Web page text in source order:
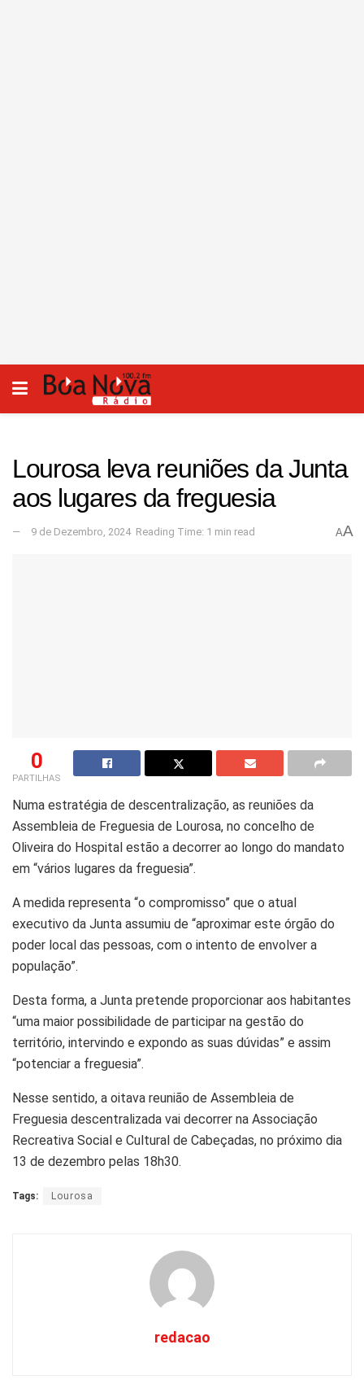
Lourosa leva reuniões da Junta
aos lugares da freguesia
9 de Dezembro, 2024 Reading Time: 1 min read AA
0
PARTILHAS
Numa estratégia de descentralização, as reuniões da
Assembleia de Freguesia de Lourosa, no concelho de
Oliveira do Hospital estão a decorrer ao longo do mandato
em “vários lugares da freguesia”.
A medida representa “o compromisso” que o atual
executivo da Junta assumiu de “aproximar este órgão do
poder local das pessoas, com o intento de envolver a
população”.
Desta forma, a Junta pretende proporcionar aos habitantes
“uma maior possibilidade de participar na gestão do
território, intervindo e expondo as suas dúvidas” e assim
“potenciar a freguesia”.
Nesse sentido, a oitava reunião de Assembleia de
Freguesia descentralizada vai decorrer na Associação
Recreativa Social e Cultural de Cabeçadas, no próximo dia
13 de dezembro pelas 18h30.
Tags: Lourosa
redacao